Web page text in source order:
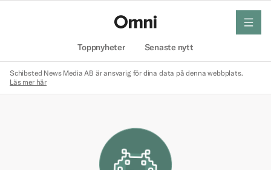
Toppnyheter Senaste nytt
meny
Schibsted News Media AB är ansvarig för dina data på denna webbplats.
Läs mer här